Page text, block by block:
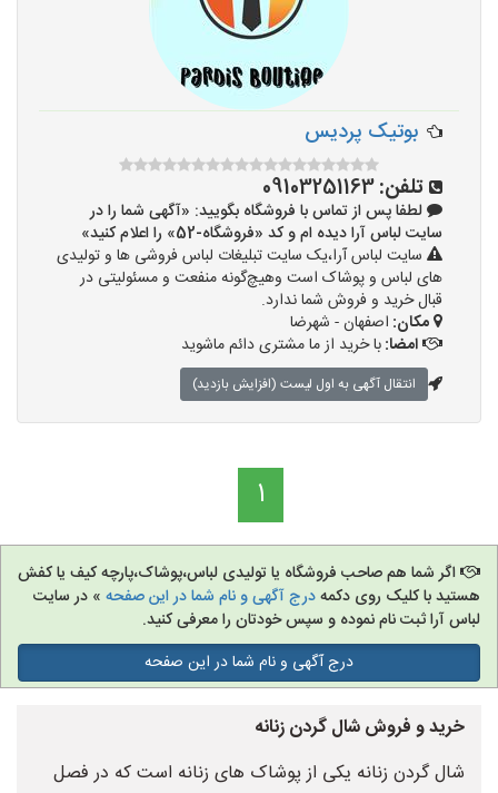
بوتیک پردیس
تلفن:09103251163
لطفا پس از تماس با فروشگاه بگویید: «آگهی شما را در
سایت لباس آرا دیده ام و کد «فروشگاه-52» را اعلام کنید»
سایت لباس آرا،یک سایت تبلیغات لباس فروشی ها و تولیدی
های لباس و پوشاک است وهیچ‌گونه منفعت و مسئولیتی در
قبال خرید و فروش شما ندارد.
مکان: اصفهان - شهرضا
امضا:با خرید از ما مشتری دائم ماشوید
انتقال آگهی به اول لیست (افزایش بازدید)
1
اگر شما هم صاحب فروشگاه یا تولیدی لباس،پوشاک،پارچه کیف یا کفش
هستید با کلیک روی دکمهدرج آگهی و نام شما در این صفحه » در سایت
لباس آرا ثبت نام نموده و سپس خودتان را معرفی کنید.
درج آگهی و نام شما در این صفحه
خرید و فروش شال گردن زنانه
شال گردن زنانه یکی از پوشاک های زنانه است که در فصل